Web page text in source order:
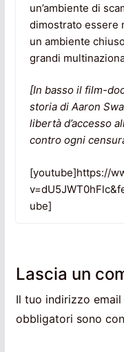
un’ambiente di
dimostrato essere
un ambiente
grandi
[In basso il film-
storia di Aaron
libertà d’accesso
contro ogni
[youtube]https://
ube]
Lascia un
Il tuo indirizzo
obbligatori sono